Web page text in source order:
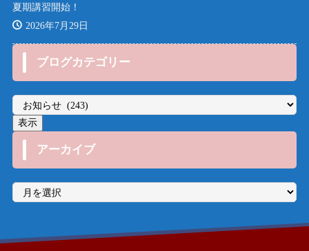
夏期講習開始！
2026年7月29日
ブログカテゴリー
アーカイブ
ア
カ